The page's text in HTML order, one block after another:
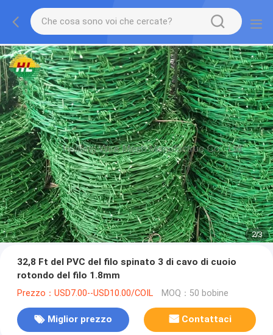
2/3
32,8 Ft del PVC del filo spinato 3 di cavo di cuoio
rotondo del filo 1.8mm
Prezzo：USD7.00--USD10.00/COIL MOQ：50 bobine
Miglior prezzo Contattaci